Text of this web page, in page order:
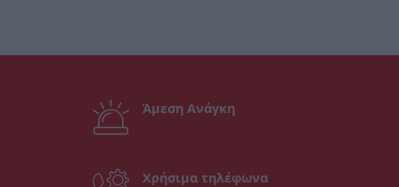
Άμεση Ανάγκη
Χρήσιμα τηλέφωνα